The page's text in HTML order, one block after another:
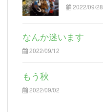
2022/09/28
なんか迷います
2022/09/12
もう秋
2022/09/02